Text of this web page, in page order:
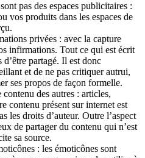
pas des espaces publicitaires :
vos produits dans les espaces de
privées : avec la capture
infirmations. Tout ce qui est écrit
partagé. Il est donc
et de ne pas critiquer autrui,
ses propos de façon formelle.
des autres : articles,
contenu présent sur internet est
les droits d’auteur. Outre l’aspect
de partager du contenu qui n’est
sa source.
: les émoticônes sont